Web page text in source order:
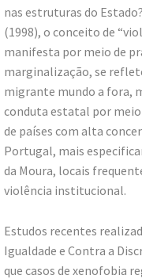
nas estruturas do
(1998), o conceito de
manifesta por meio de
marginalização, se
migrante mundo a fora,
conduta estatal por meio
de países com alta
Portugal, mais
da Moura, locais
violência institucional.
Estudos recentes
Igualdade e Contra a
que casos de xenofobia